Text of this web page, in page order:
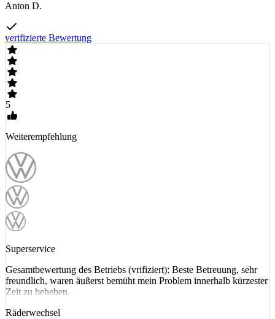
Anton D.
verifizierte Bewertung
5
Weiterempfehlung
Superservice
Gesamtbewertung des Betriebs (vrifiziert): Beste Betreuung, sehr
freundlich, waren äußerst bemüht mein Problem innerhalb kürzester
Zeit zu beheben.
Räderwechsel